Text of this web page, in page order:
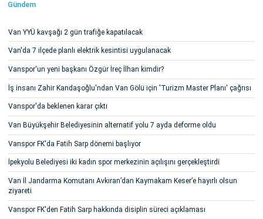
Gündem
Van YYÜ kavşağı 2 gün trafiğe kapatılacak
Van'da 7 ilçede planlı elektrik kesintisi uygulanacak
Vanspor'un yeni başkanı Özgür İreç İlhan kimdir?
İş insanı Zahir Kandaşoğlu'ndan Van Gölü için 'Turizm Master Planı' çağrısı
Vanspor'da beklenen karar çıktı
Van Büyükşehir Belediyesinin alternatif yolu 7 ayda deforme oldu
Vanspor FK'da Fatih Sarp dönemi başlıyor
İpekyolu Belediyesi iki kadın spor merkezinin açılışını gerçekleştirdi
Van İl Jandarma Komutanı Avkıran’dan Kaymakam Keser’e hayırlı olsun
ziyareti
Vanspor FK'den Fatih Sarp hakkında disiplin süreci açıklaması